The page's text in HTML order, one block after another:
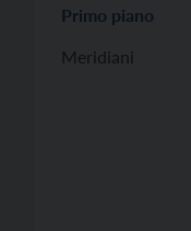
Primo piano
Meridiani